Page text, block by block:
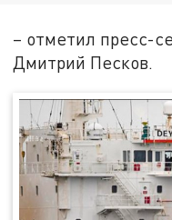
– отметил пресс-
Дмитрий Песков.